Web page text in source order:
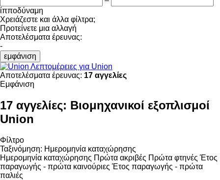
ίπποδύναμη
Χρειάζεστε και άλλα φίλτρα;
Προτείνετε μια αλλαγή
Αποτελέσματα έρευνας:
-
εμφάνιση
Λεπτομέρειες για Union
Αποτελέσματα έρευνας: 17 αγγελίες
Εμφάνιση
17 αγγελίες: Βιομηχανικοί εξοπλισμοί
Union
Φίλτρο
Ταξινόμηση: Ημερομηνία καταχώρησης
Ημερομηνία καταχώρησης Πρώτα ακριβές Πρώτα φτηνές Έτος
παραγωγής - πρώτα καινούριες Έτος παραγωγής - πρώτα
παλιές